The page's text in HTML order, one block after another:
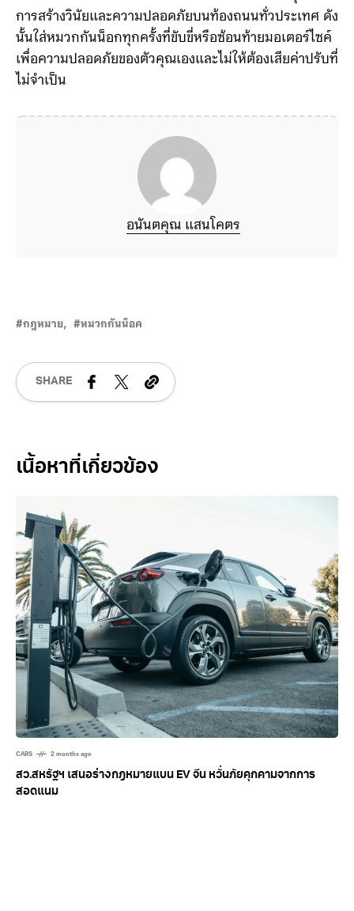
การสร้างวินัยและความปลอดภัยบนท้องถนนทั่วประเทศ ดัง
นั้นใส่หมวกกันน็อกทุกครั้งที่ขับขี่หรือซ้อนท้ายมอเตอร์ไซค์
เพื่อความปลอดภัยของตัวคุณเองและไม่ให้ต้องเสียค่าปรับที่
ไม่จำเป็น
อนันตคุณ แสนโคตร
กฎหมาย หมวกกันน็อค
SHARE
Related Posts
CARS 2 months ago
สว.สหรัฐฯ เสนอร่างกฎหมายแบน EV จีน หวั่นภัยคุกคามจากการ
สอดแนม